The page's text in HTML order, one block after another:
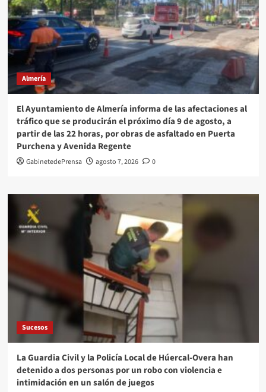
Almería
El Ayuntamiento de Almería informa de las afectaciones al
tráfico que se producirán el próximo día 9 de agosto, a
partir de las 22 horas, por obras de asfaltado en Puerta
Purchena y Avenida Regente
GabinetedePrensa agosto 7, 2026 0
Sucesos
La Guardia Civil y la Policía Local de Húercal-Overa han
detenido a dos personas por un robo con violencia e
intimidación en un salón de juegos